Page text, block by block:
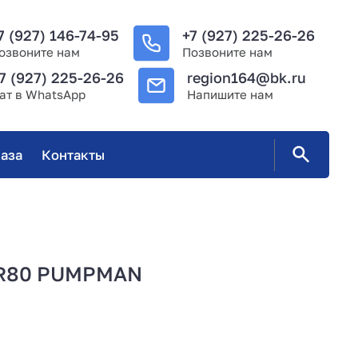
(927) 146-74-95
нам
+7 (927) 225-26-26
Позвоните нам
(927) 225-26-26
в WhatsApp
region164@bk.ru
Напишите нам
Контакты
PUMPMAN